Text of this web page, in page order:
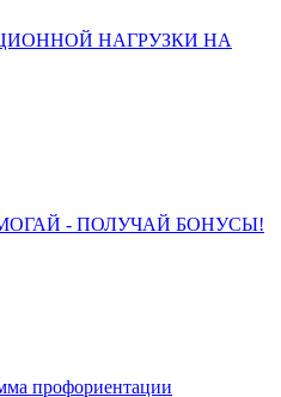
НАГРУЗКИ НА
- ПОЛУЧАЙ БОНУСЫ!
профориентации